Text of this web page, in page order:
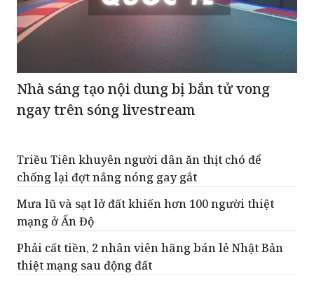
Nhà sáng tạo nội dung bị bắn tử vong
ngay trên sóng livestream
Triều Tiên khuyên người dân ăn thịt chó để
Mưa lũ và sạt lở đất khiến hơn 100 người thiệt
mạng ở Ấn Độ
Phải cất tiền, 2 nhân viên hãng bán lẻ Nhật Bản
thiệt mạng sau động đất
Quốc gia nhỏ thứ ba thế giới đổi tên giữa nguy cơ
chìm dần xuống biển